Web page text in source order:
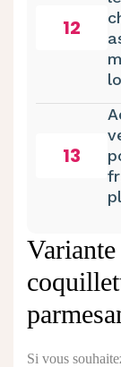
12
13
Si vous